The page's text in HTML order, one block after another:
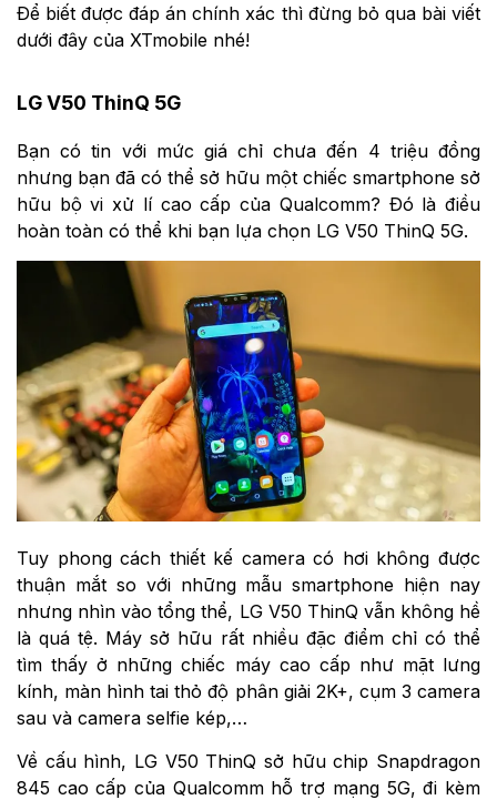
Để biết được đáp án chính xác thì đừng bỏ qua bài viết
dưới đây của XTmobile nhé!
LG V50 ThinQ 5G
Bạn có tin với mức giá chỉ chưa đến 4 triệu đồng
nhưng bạn đã có thể sở hữu một chiếc smartphone sở
hữu bộ vi xử lí cao cấp của Qualcomm? Đó là điều
hoàn toàn có thể khi bạn lựa chọn LG V50 ThinQ 5G.
Tuy phong cách thiết kế camera có hơi không được
thuận mắt so với những mẫu smartphone hiện nay
nhưng nhìn vào tổng thể, LG V50 ThinQ vẫn không hề
là quá tệ. Máy sở hữu rất nhiều đặc điểm chỉ có thể
tìm thấy ở những chiếc máy cao cấp như mặt lưng
kính, màn hình tai thỏ độ phân giải 2K+, cụm 3 camera
sau và camera selfie kép,…
Về cấu hình, LG V50 ThinQ sở hữu chip Snapdragon
845 cao cấp của Qualcomm hỗ trợ mạng 5G, đi kèm